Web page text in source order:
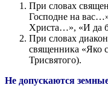
При словах
Господне на
Христа…», «И да
При словах
священника «Яко
Трисвятого).
Не допускаются